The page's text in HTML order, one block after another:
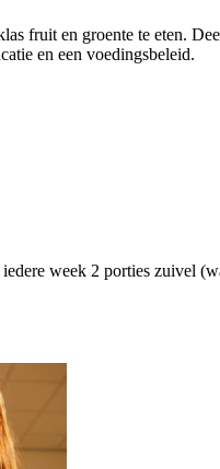
fruit en groente te eten.
en een voedingsbeleid.
week 2 porties